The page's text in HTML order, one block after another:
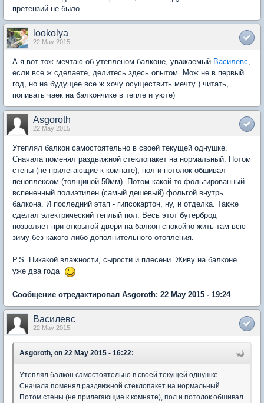
претензий не было.
lookolya
22 May 2015
А я вот тож мечтаю об утепленом балконе, уважаемый Василевс,
если все ж сделаете, делитесь здесь опытом. Мож не в первый
год, но на будущее все ж хочу осуществить мечту ) читать,
попивать чаек на балкончике в тепле и уюте)
Asgoroth
22 May 2015
Утеплял балкон самостоятельно в своей текущей однушке.
Сначала поменял раздвижной стеклопакет на нормальный. Потом
стены (не прилегающие к комнате), пол и потолок обшивал
пеноплексом (толщиной 50мм). Потом какой-то фольгированный
вспененный полиэтилен (самый дешевый) фольгой внутрь
балкона. И последний этап - гипсокартон, ну, и отделка. Также
сделал электрический теплый пол. Весь этот бутерброд
позволяет при открытой двери на балкон спокойно жить там всю
зиму без какого-либо дополнительного отопления.
P.S. Никакой влажности, сырости и плесени. Живу на балконе
уже два года
Сообщение отредактировал Asgoroth: 22 May 2015 - 19:24
Василевс
22 May 2015
Asgoroth, on 22 May 2015 - 16:22:
Утеплял балкон самостоятельно в своей текущей однушке.
Сначала поменял раздвижной стеклопакет на нормальный.
Потом стены (не прилегающие к комнате), пол и потолок обшивал